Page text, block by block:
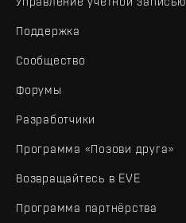
Поддержка
Сообщество
Форумы
Разработчики
Программа «Позови друга»
Возвращайтесь в EVE
Программа партнёрства